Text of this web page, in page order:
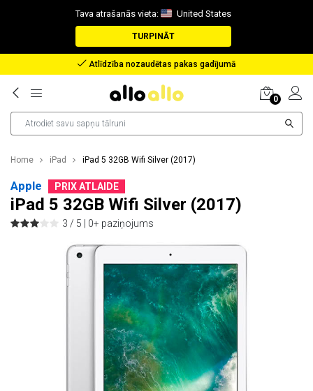
Tava atrašanās vieta: United States
TURPINĀT
Atlīdzība nozaudētas pakas gadījumā
0
Home iPad iPad 5 32GB Wifi Silver (2017)
Apple PRIX ATLAIDE
iPad 5 32GB Wifi Silver (2017)
3 / 5 | 0+ paziņojums